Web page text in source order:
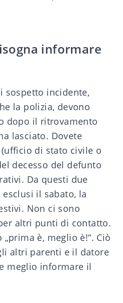
informare
sospetto incidente,
la polizia, devono
dopo il ritrovamento
lasciato. Dovete
di stato civile o
decesso del defunto
Da questi due
il sabato, la
Non ci sono
altri punti di contatto.
è, meglio è!“. Ciò
altri parenti e il datore
meglio informare il